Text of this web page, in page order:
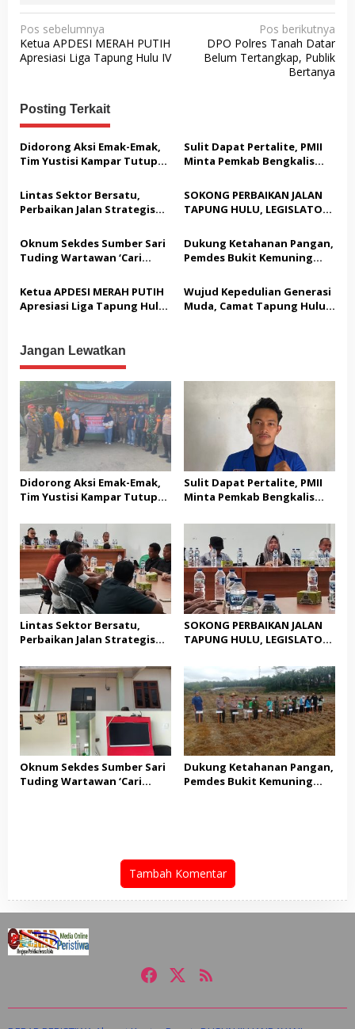
N
a
v
g
a
s
p
s
Pos sebelumnya
Ketua APDESI MERAH PUTIH
Apresiasi Liga Tapung Hulu IV
Pos berikutnya
DPO Polres Tanah Datar
Belum Tertangkap, Publik
Bertanya
Posting Terkait
Didorong Aksi Emak-Emak,
Tim Yustisi Kampar Tutup
Gading Sari
Sulit Dapat Pertalite, PMII
Minta Pemkab Bengkalis
Lintas Sektor Bersatu,
Perbaikan Jalan Strategis
SOKONG PERBAIKAN JALAN
TAPUNG HULU, LEGISLATOR
GEBRAK MEJA MUSYARAHAH:
“JANGAN BANYAK TEORI,
KITA BUTUH AKSI NYATA!”
Oknum Sekdes Sumber Sari
Tuding Wartawan ‘Cari
Dipertanyakan Soal
Bendera Lusuh dan Layanan
PATEN CETAR yang Diduga
Dukung Ketahanan Pangan,
Pemdes Bukit Kemuning
Hulu Gelar Penanaman
Serentak Jagung Pipil
Ketua APDESI MERAH PUTIH
Apresiasi Liga Tapung Hulu
Wujud Kepedulian Generasi
Muda, Camat Tapung Hulu
Jangan Lewatkan
Didorong Aksi Emak-Emak,
Tim Yustisi Kampar Tutup
Gading Sari
Sulit Dapat Pertalite, PMII
Minta Pemkab Bengkalis
Lintas Sektor Bersatu,
Perbaikan Jalan Strategis
SOKONG PERBAIKAN JALAN
TAPUNG HULU, LEGISLATOR
GEBRAK MEJA MUSYARAHAH:
“JANGAN BANYAK TEORI,
KITA BUTUH AKSI NYATA!”
Oknum Sekdes Sumber Sari
Tuding Wartawan ‘Cari
Dukung Ketahanan Pangan,
Pemdes Bukit Kemuning
Tambah Komentar